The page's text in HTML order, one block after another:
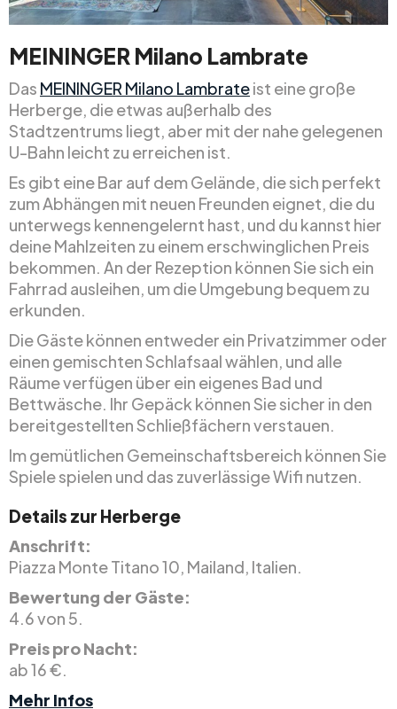
MEININGER Milano Lambrate
Das MEININGER Milano Lambrateist eine große
Herberge, die etwas außerhalb des
Stadtzentrums liegt, aber mit der nahe gelegenen
U-Bahn leicht zu erreichen ist.
Es gibt eine Bar auf dem Gelände, die sich perfekt
zum Abhängen mit neuen Freunden eignet, die du
unterwegs kennengelernt hast, und du kannst hier
deine Mahlzeiten zu einem erschwinglichen Preis
bekommen. An der Rezeption können Sie sich ein
Fahrrad ausleihen, um die Umgebung bequem zu
erkunden.
Die Gäste können entweder ein Privatzimmer oder
einen gemischten Schlafsaal wählen, und alle
Räume verfügen über ein eigenes Bad und
Bettwäsche. Ihr Gepäck können Sie sicher in den
bereitgestellten Schließfächern verstauen.
Im gemütlichen Gemeinschaftsbereich können Sie
Spiele spielen und das zuverlässige Wifi nutzen.
Details zur Herberge
Anschrift:
Piazza Monte Titano 10, Mailand, Italien.
Bewertung der Gäste:
4.6 von 5.
Preis pro Nacht:
ab 16 €.
Mehr Infos